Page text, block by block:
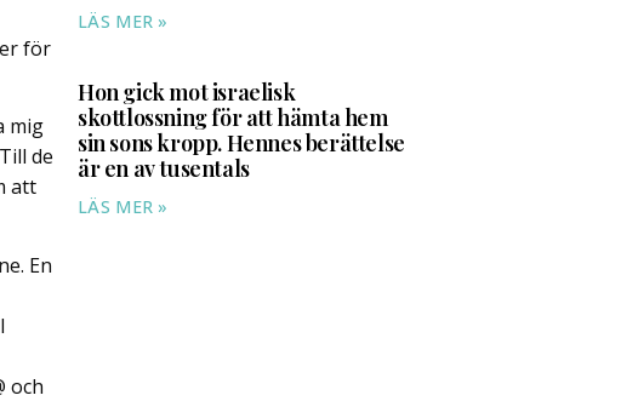
för
mig
de
att
En
och
LÄS MER »
Hon gick mot israelisk
skottlossning för att hämta hem
sin sons kropp. Hennes berättelse
är en av tusentals
LÄS MER »